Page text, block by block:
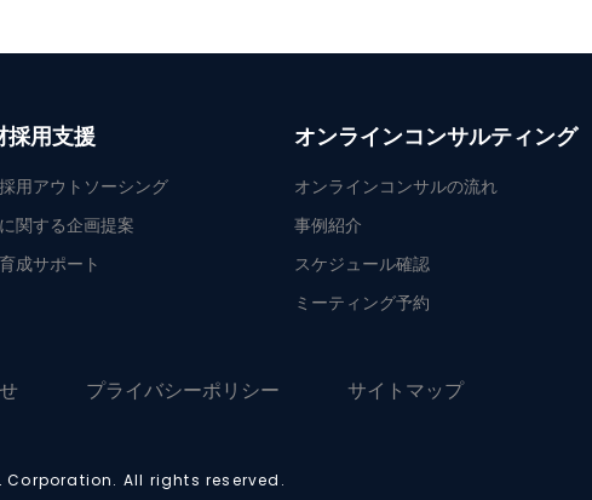
採用支援
用アウトソーシング
関する企画提案
成サポート
オンラインコンサルティング
オンラインコンサルの流れ
事例紹介
スケジュール確認
ミーティング予約
プライバシーポリシー サイトマップ
Corporation. All rights reserved.